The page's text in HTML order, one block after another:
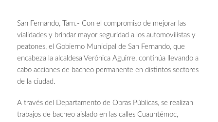
San Fernando, Tam.- Con el compromiso de mejorar las
vialidades y brindar mayor seguridad a los automovilistas y
peatones, el Gobierno Municipal de San Fernando, que
encabeza la alcaldesa Verónica Aguirre, continúa llevando a
cabo acciones de bacheo permanente en distintos sectores
de la ciudad.
A través del Departamento de Obras Públicas, se realizan
trabajos de bacheo aislado en las calles Cuauhtémoc,